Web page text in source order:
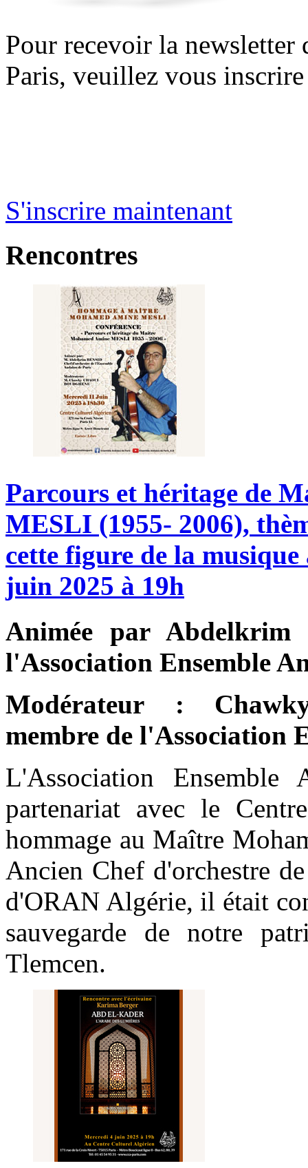
Pour recevoir la
Paris, veuillez vous
S'inscrire maintenant
Rencontres
Parcours et héritage de
MESLI (1955- 2006),
cette figure de la musique
juin 2025 à 19h
Animée par Abdelkrim
l'Association Ensemble
Modérateur :
membre de l'Association
L'Association Ensemble
partenariat avec le
hommage au Maître
Ancien Chef d'orchestre
d'ORAN Algérie, il était
sauvegarde de notre
Tlemcen.